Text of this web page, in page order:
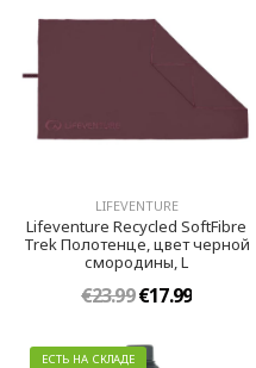
LIFEVENTURE
Lifeventure Recycled SoftFibre
Trek Полотенце, цвет черной
смородины, L
€23.99€17.99
ЕСТЬ НА СКЛАДЕ